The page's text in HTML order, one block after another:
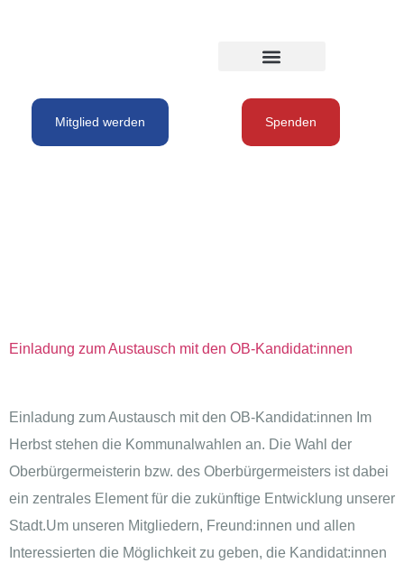
Mitglied werden Spenden
Einladung zum Austausch mit den OB-Kandidat:innen
Einladung zum Austausch mit den OB-Kandidat:innen Im
Herbst stehen die Kommunalwahlen an. Die Wahl der
Oberbürgermeisterin bzw. des Oberbürgermeisters ist dabei
ein zentrales Element für die zukünftige Entwicklung unserer
Stadt.Um unseren Mitgliedern, Freund:innen und allen
Interessierten die Möglichkeit zu geben, die Kandidat:innen